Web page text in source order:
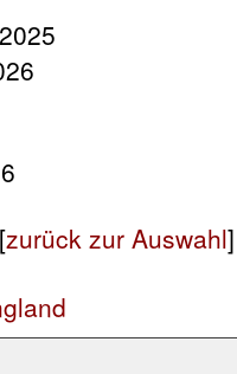
[zurück zur Auswahl]